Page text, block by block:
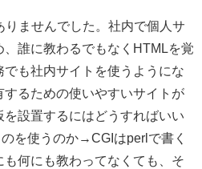
ませんでした。社内で個人サ
誰に教わるでもなくHTMLを覚
でも社内サイトを使うようにな
するための使いやすいサイトが
設置するにはどうすればいい
を使うのか→CGIはperlで書く
何にも教わってなくても、そ